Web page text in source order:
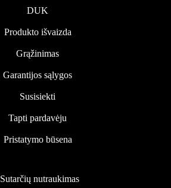
DUK
Produkto išvaizda
Grąžinimas
Garantijos sąlygos
Susisiekti
Tapti pardavėju
Pristatymo būsena
Sutarčių nutraukimas